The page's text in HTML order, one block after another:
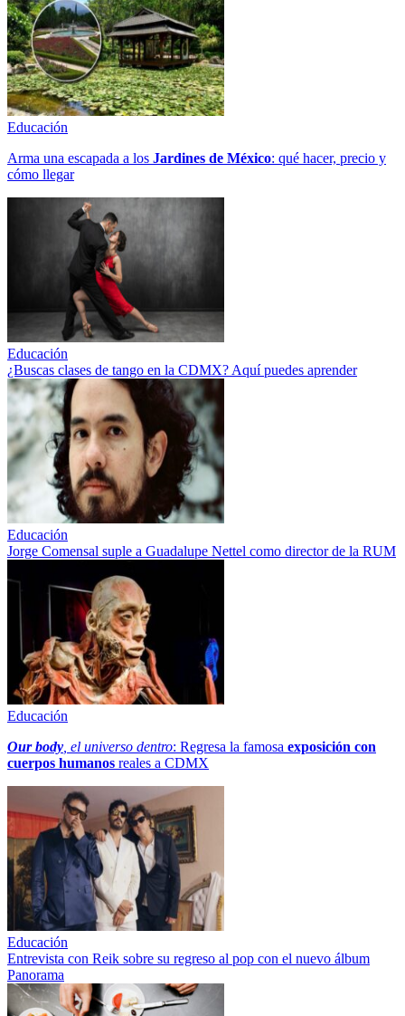
Educación
Arma una escapada a los Jardines de México: qué hacer, precio y
cómo llegar
Educación
¿Buscas clases de tango en la CDMX? Aquí puedes aprender
Educación
Jorge Comensal suple a Guadalupe Nettel como director de la RUM
Educación
Our body , el universo dentro: Regresa la famosa exposición con
cuerpos humanos reales a CDMX
Educación
Entrevista con Reik sobre su regreso al pop con el nuevo álbum
Panorama